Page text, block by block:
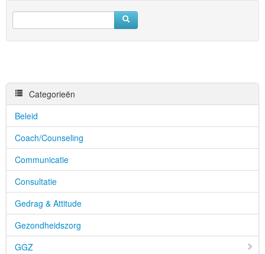
Categorieën
Beleid
Coach/Counseling
Communicatie
Consultatie
Gedrag & Attitude
Gezondheidszorg
GGZ